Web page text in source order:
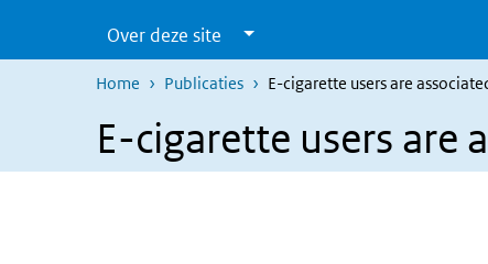
Over deze site
Home Publicaties E-cigarette users are
E-cigarette users are